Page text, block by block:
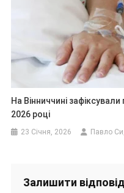
На Вінниччині
2026 році
23 Січня, 2026 Павло
Залишити